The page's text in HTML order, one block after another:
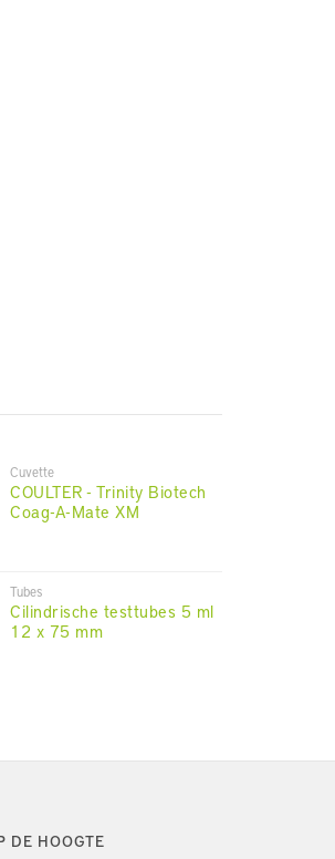
Cuvette
COULTER - Trinity Biotech
Coag-A-Mate XM
Tubes
Cilindrische testtubes 5 ml
12 x 75 mm
DE HOOGTE